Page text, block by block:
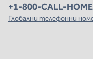
Телефон:
+1-800-CALL-HOME
Глобални телефонни